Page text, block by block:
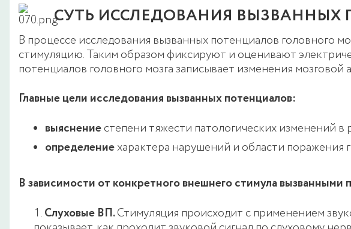
СУТЬ ИССЛЕДОВАНИЯ
В процессе исследования вызванных потенциалов головного
стимуляцию. Таким образом фиксируют и оценивают
потенциалов головного мозга записывает изменения
Главные цели исследования вызванных потенциалов:
выяснениестепени тяжести патологических изменений
определениехарактера нарушений и области поражения
В зависимости от конкретного внешнего стимула вызванными
Слуховые ВП.Стимуляция происходит с применением